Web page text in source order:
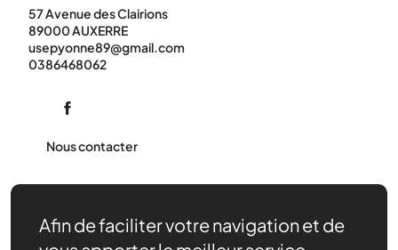
57 Avenue des Clairions
89000 AUXERRE
usepyonne89@gmail.com
0386468062
Nous contacter
Afin de faciliter votre navigation et de